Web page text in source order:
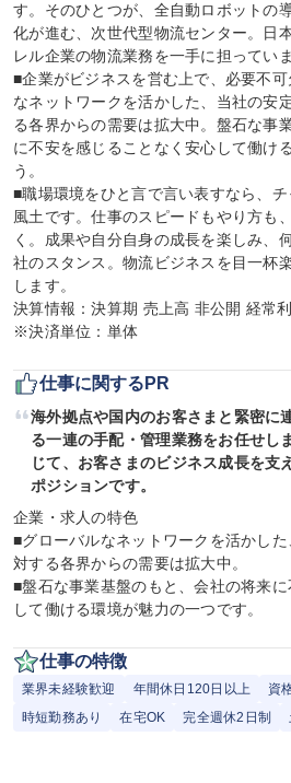
す。そのひとつが、全自動ロボットの
化が進む、次世代型物流センター。日
レル企業の物流業務を一手に担っていま
■企業がビジネスを営む上で、必要不
なネットワークを活かした、当社の安
る各界からの需要は拡大中。盤石な事
に不安を感じることなく安心して働け
う。
■職場環境をひと言で言い表すなら、
風土です。仕事のスピードもやり方も
く。成果や自分自身の成長を楽しみ、
社のスタンス。物流ビジネスを目一杯
します。
決算情報：決算期 売上高 非公開 経常
※決済単位：単体
仕事に関するPR
海外拠点や国内のお客さまと緊密に
る一連の手配・管理業務をお任せし
じて、お客さまのビジネス成長を支
ポジションです。
企業・求人の特色
■グローバルなネットワークを活かし
対する各界からの需要は拡大中。
■盤石な事業基盤のもと、会社の将来
して働ける環境が魅力の一つです。
仕事の特徴
業界未経験歓迎 年間休日120日以上 資
時短勤務あり
在宅OK 完全週休2日制